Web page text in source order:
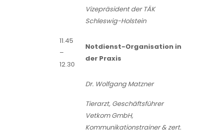
Vizepräsident der TÄK
Schleswig-Holstein
11.45
–
12.30
Notdienst-Organisation in
der Praxis
Dr. Wolfgang Matzner
Tierarzt, Geschäftsführer
Vetkom GmbH,
Kommunikationstrainer & zert.